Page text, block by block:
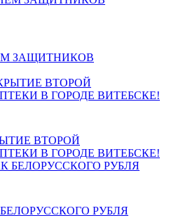
ЗАЩИТНИКОВ
ВТОРОЙ
В ГОРОДЕ ВИТЕБСКЕ!
РУБЛЯ